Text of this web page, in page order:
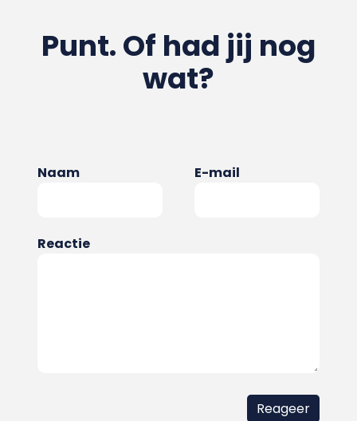
Punt. Of had jij nog
wat?
Naam E-mail
Reactie